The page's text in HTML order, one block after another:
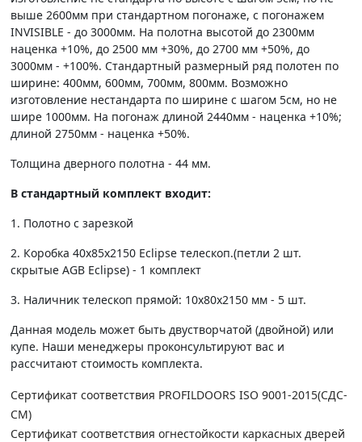
выше 2600мм при стандартном погонаже, с погонажем
INVISIBLE - до 3000мм. На полотна высотой до 2300мм
наценка +10%, до 2500 мм +30%, до 2700 мм +50%, до
3000мм - +100%. Стандартный размерный ряд полотен по
ширине: 400мм, 600мм, 700мм, 800мм. Возможно
изготовление нестандарта по ширине с шагом 5см, но не
шире 1000мм. На погонаж длиной 2440мм - наценка +10%;
длиной 2750мм - наценка +50%.
Толщина дверного полотна - 44 мм.
В стандартный комплект входит:
1. Полотно c зарезкой
2. Коробка 40х85х2150 Eclipse телескоп.(петли 2 шт.
скрытые AGB Eclipse) - 1 комплект
3. Наличник телескоп прямой: 10х80х2150 мм - 5 шт.
Данная модель может быть двустворчатой (двойной) или
купе. Наши менеджеры проконсультируют вас и
рассчитают стоимость комплекта.
Сертификат соответствия PROFILDOORS ISO 9001-2015(СДС-
СМ)
Сертификат соответствия огнестойкости каркасных дверей